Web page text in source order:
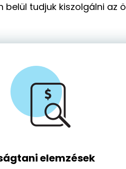
belül tudjuk kiszolgálni az
elemzések